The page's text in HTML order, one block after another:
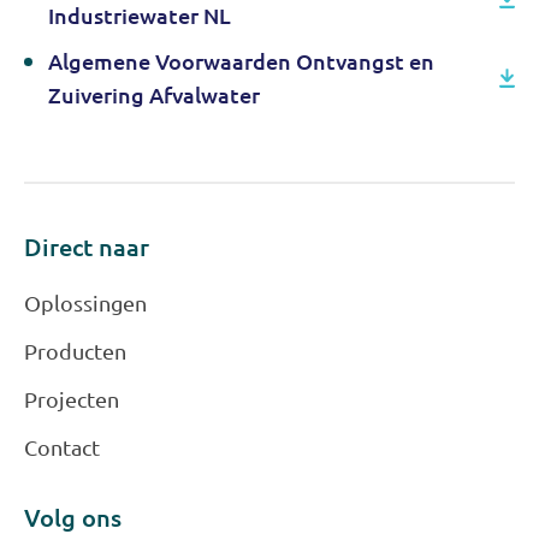
Industriewater NL
Algemene Voorwaarden Ontvangst en
Zuivering Afvalwater
Direct naar
Oplossingen
Producten
Projecten
Contact
Volg ons